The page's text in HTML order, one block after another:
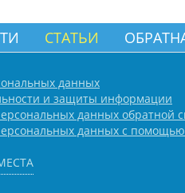
СТАТЬИ
данных
и защиты информации
данных обратной
данных с